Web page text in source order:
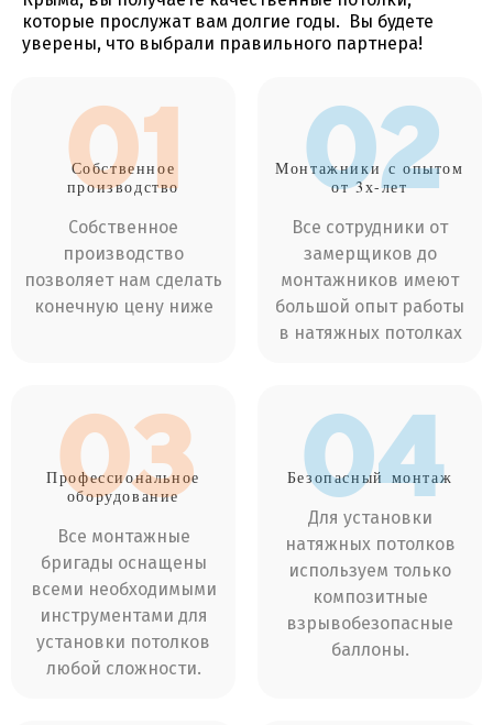
которые прослужат вам долгие годы. Вы будете
уверены, что выбрали правильного партнера!
01
Собственное
производство
Собственное
производство
позволяет нам сделать
конечную цену ниже
02
Монтажники с опытом
от 3х-лет
Все сотрудники от
замерщиков до
монтажников имеют
большой опыт работы
в натяжных потолках
03
Профессиональное
оборудование
Все монтажные
бригады оснащены
всеми необходимыми
инструментами для
установки потолков
любой сложности.
04
Безопасный монтаж
Для установки
натяжных потолков
используем только
композитные
взрывобезопасные
баллоны.